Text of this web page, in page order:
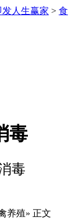
发人生赢家 > 食
毒
毒
养殖» 正文